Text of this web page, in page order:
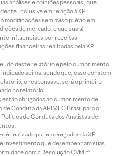
análises e opiniões pessoais, que
inclusive em relação à XP
modificações sem aviso prévio em
de mercado, e que sua(s)
influenciada por receitas
financeiras realizadas pela XP
deste relatório e pelo cumprimento
acima, sendo que, caso constem
o responsável será o primeiro
no relatório.
estão obrigados ao cumprimento de
Conduta da APIMEC Brasil para o
de Conduta dos Analistas de
é realizado por empregados da XP
investimento que desempenham suas
com a Resolução CVM nº